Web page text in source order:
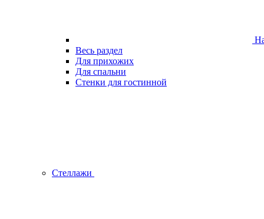
Весь раздел
Для прихожих
Для спальни
Стенки для гостинной
Стеллажи